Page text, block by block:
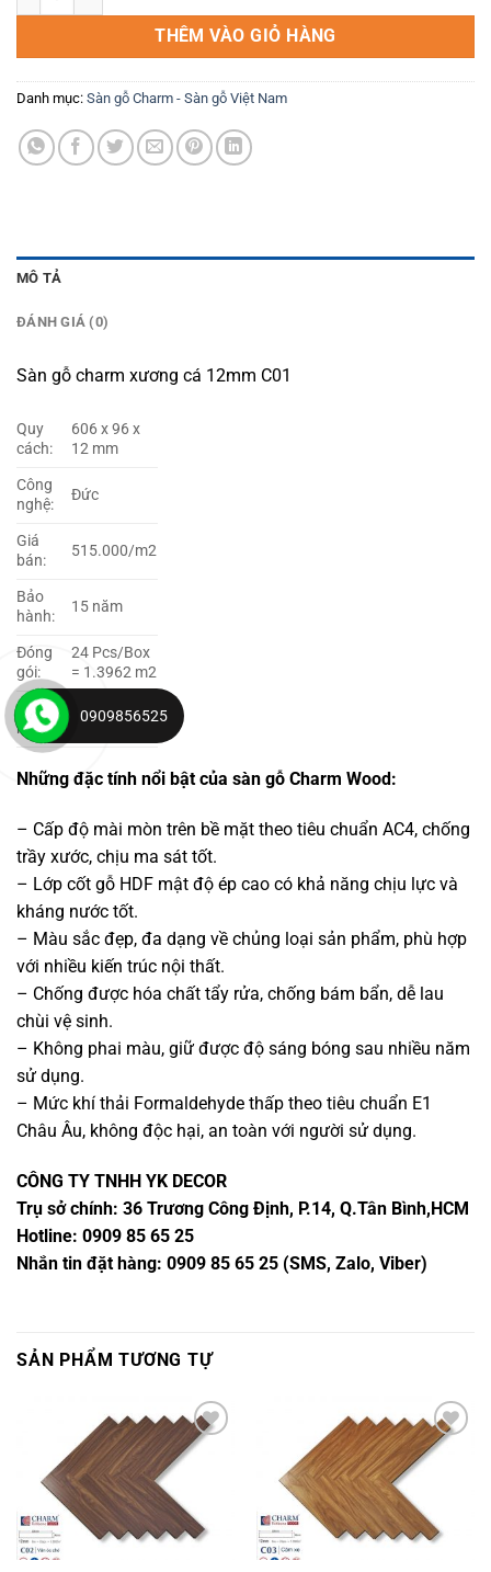
THÊM VÀO GIỎ HÀNG
Danh mục: Sàn gỗ Charm - Sàn gỗ Việt Nam
MÔ TẢ
ĐÁNH GIÁ (0)
Sàn gỗ charm xương cá 12mm C01
Quy
cách:
606 x 96 x
12 mm
Công
nghệ:
Đức
Giá
bán:
515.000/m2
Bảo
hành:
15 năm
Đóng
gói:
24 Pcs/Box
= 1.3962 m2
Bề
mặt:
AC4
Những đặc tính nổi bật của sàn gỗ Charm Wood:
– Cấp độ mài mòn trên bề mặt theo tiêu chuẩn AC4, chống
trầy xước, chịu ma sát tốt.
– Lớp cốt gỗ HDF mật độ ép cao có khả năng chịu lực và
kháng nước tốt.
– Màu sắc đẹp, đa dạng về chủng loại sản phẩm, phù hợp
với nhiều kiến trúc nội thất.
– Chống được hóa chất tẩy rửa, chống bám bẩn, dễ lau
chùi vệ sinh.
– Không phai màu, giữ được độ sáng bóng sau nhiều năm
sử dụng.
– Mức khí thải Formaldehyde thấp theo tiêu chuẩn E1
Châu Âu, không độc hại, an toàn với người sử dụng.
CÔNG TY TNHH YK DECOR
Trụ sở chính: 36 Trương Công Định, P.14, Q.Tân Bình,HCM
Hotline: 0909 85 65 25
Nhắn tin đặt hàng: 0909 85 65 25 (SMS, Zalo, Viber)
SẢN PHẨM TƯƠNG TỰ
Yêu
0909856525